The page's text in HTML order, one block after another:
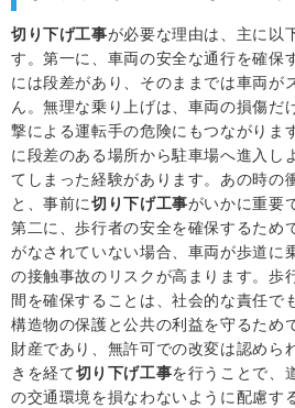
切り下げ工事が必要な理由は、主に以
す。第一に、車両の安全な通行を確保
には段差があり、そのままでは車両が
ん。無理な乗り上げは、車両の損傷だ
撃による運転手の危険にもつながりま
に段差のある場所から駐車場へ進入し
てしまった経験があります。あの時の
と、事前に切り下げ工事がいかに重要
第二に、歩行者の安全を確保するため
がなされていない場合、車両が歩道に
の接触事故のリスクが高まります。歩
間を確保することは、社会的な責任で
構造物の保護と公共の利益を守るため
財産であり、無許可での改変は認めら
きを経て切り下げ工事を行うことで、
の交通環境を損なわないように配慮す